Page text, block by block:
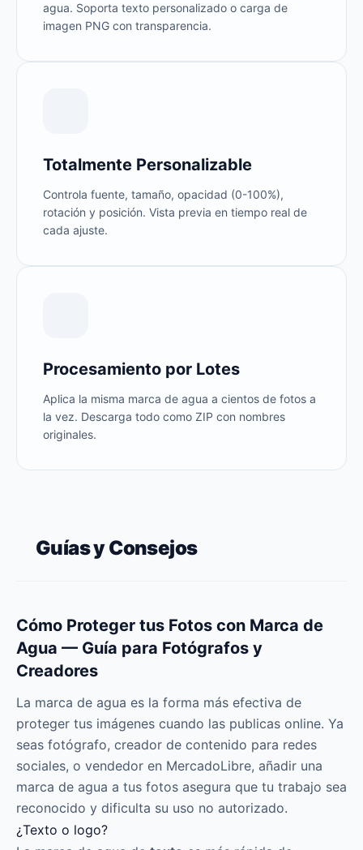
agua. Soporta texto personalizado o carga de
imagen PNG con transparencia.
Totalmente Personalizable
Controla fuente, tamaño, opacidad (0-100%),
rotación y posición. Vista previa en tiempo real de
cada ajuste.
Procesamiento por Lotes
Aplica la misma marca de agua a cientos de fotos a
la vez. Descarga todo como ZIP con nombres
originales.
Guías y Consejos
Cómo Proteger tus Fotos con Marca de
Agua — Guía para Fotógrafos y
Creadores
La marca de agua es la forma más efectiva de
proteger tus imágenes cuando las publicas online. Ya
seas fotógrafo, creador de contenido para redes
sociales, o vendedor en MercadoLibre, añadir una
marca de agua a tus fotos asegura que tu trabajo sea
reconocido y dificulta su uso no autorizado.
¿Texto o logo?